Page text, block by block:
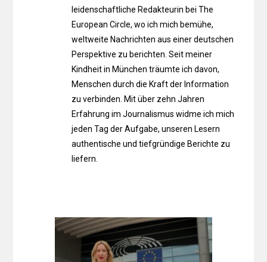
leidenschaftliche Redakteurin bei The
European Circle, wo ich mich bemühe,
weltweite Nachrichten aus einer deutschen
Perspektive zu berichten. Seit meiner
Kindheit in München träumte ich davon,
Menschen durch die Kraft der Information
zu verbinden. Mit über zehn Jahren
Erfahrung im Journalismus widme ich mich
jeden Tag der Aufgabe, unseren Lesern
authentische und tiefgründige Berichte zu
liefern.